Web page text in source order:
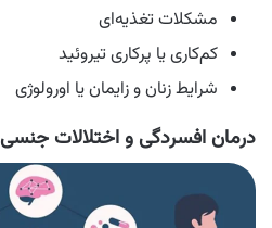
مشکلات تغذیه‌ای
کم‌کاری یا پرکاری تیروئید
شرایط زنان و زایمان یا اورولوژی
درمان افسردگی و اختلالات جنسی